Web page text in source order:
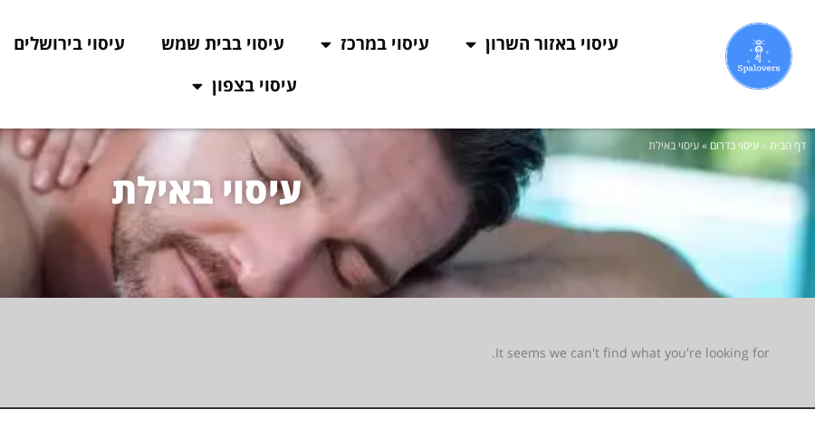
עיסוי באזור השרון עיסוי במרכז עיסוי בבית שמש עיסוי בירושלים
עיסוי בצפון
דף הבית » עיסוי בדרום»עיסוי באילת
עיסוי באילת
It seems we can't find what you're looking for.